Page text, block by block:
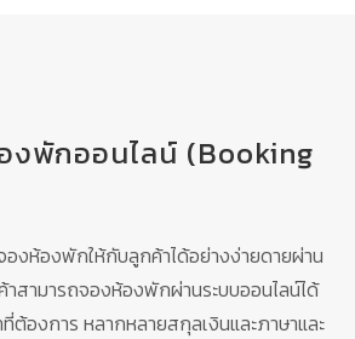
งพักออนไลน์ (Booking
องห้องพักให้กับลูกค้าได้อย่างง่ายดายผ่าน
าสามารถจองห้องพักผ่านระบบออนไลน์ได้
ต้องการ หลากหลายสกุลเงินและภาษาและ